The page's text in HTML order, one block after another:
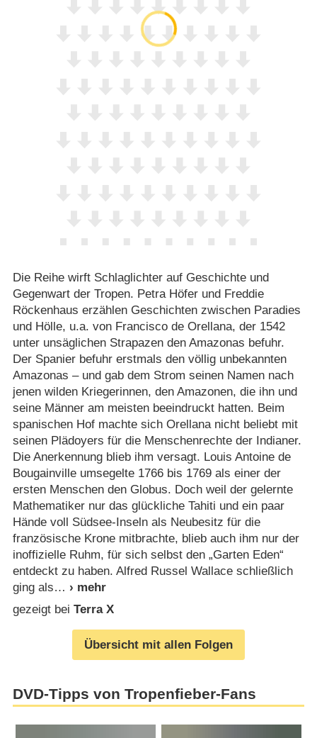
Die Reihe wirft Schlaglichter auf Geschichte und
Gegenwart der Tropen. Petra Höfer und Freddie
Röckenhaus erzählen Geschichten zwischen Paradies
und Hölle, u.a. von Francisco de Orellana, der 1542
unter unsäglichen Strapazen den Amazonas befuhr.
Der Spanier befuhr erstmals den völlig unbekannten
Amazonas – und gab dem Strom seinen Namen nach
jenen wilden Kriegerinnen, den Amazonen, die ihn und
seine Männer am meisten beeindruckt hatten. Beim
spanischen Hof machte sich Orellana nicht beliebt mit
seinen Plädoyers für die Menschenrechte der Indianer.
Die Anerkennung blieb ihm versagt. Louis Antoine de
Bougainville umsegelte 1766 bis 1769 als einer der
ersten Menschen den Globus. Doch weil der gelernte
Mathematiker nur das glückliche Tahiti und ein paar
Hände voll Südsee-Inseln als Neubesitz für die
französische Krone mitbrachte, blieb auch ihm nur der
inoffizielle Ruhm, für sich selbst den „Garten Eden“
entdeckt zu haben. Alfred Russel Wallace schließlich
ging als
gezeigt bei Terra X
Übersicht mit allen Folgen
DVD-Tipps von Tropenfieber-Fans